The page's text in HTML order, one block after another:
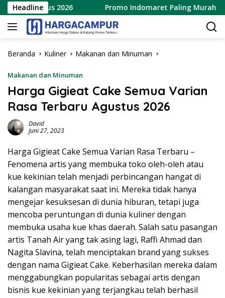
Langsung
ke
konten
Headline
2026 Promo Indomaret Paling Murah Terbaru 6
Beranda Kuliner Makanan dan Minuman
Makanan dan Minuman
Harga Gigieat Cake Semua Varian
Rasa Terbaru Agustus 2026
David
Juni 27, 2023
Harga Gigieat Cake Semua Varian Rasa Terbaru –
Fenomena artis yang membuka toko oleh-oleh atau
kue kekinian telah menjadi perbincangan hangat di
kalangan masyarakat saat ini. Mereka tidak hanya
mengejar kesuksesan di dunia hiburan, tetapi juga
mencoba peruntungan di dunia kuliner dengan
membuka usaha kue khas daerah. Salah satu pasangan
artis Tanah Air yang tak asing lagi, Raffi Ahmad dan
Nagita Slavina, telah menciptakan brand yang sukses
dengan nama Gigieat Cake. Keberhasilan mereka dalam
menggabungkan popularitas sebagai artis dengan
bisnis kue kekinian yang terjangkau telah berhasil